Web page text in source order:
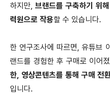
하지만, 브랜드를 구축하기 위
력원으로 작용할 수 있습니다.
한 연구조사에 따르면, 유튜브
랜드를 경험한 후 구매로 이어
한, 영상콘텐츠를 통해 구매 전
입니다.